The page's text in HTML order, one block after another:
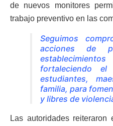
de nuevos monitores
trabajo preventivo en las
Seguimos
acciones de
fortaleciendo el
estudiantes,
familia, para
y libres de
Las autoridades